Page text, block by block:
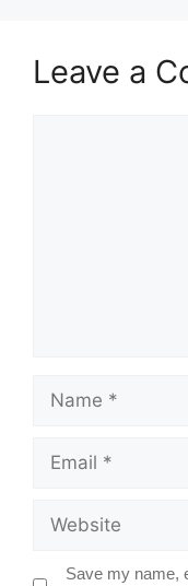
Leave a
Save my name,